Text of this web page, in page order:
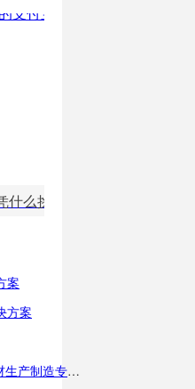
么挑战微信小程序？
案
方案
专业版解决方案